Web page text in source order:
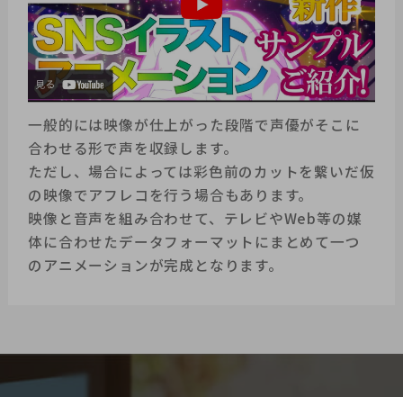
一般的には映像が仕上がった段階で声優がそこに
合わせる形で声を収録します。
ただし、場合によっては彩色前のカットを繋いだ仮
の映像でアフレコを行う場合もあります。
映像と音声を組み合わせて、テレビやWeb等の媒
体に合わせたデータフォーマットにまとめて一つ
のアニメーションが完成となります。